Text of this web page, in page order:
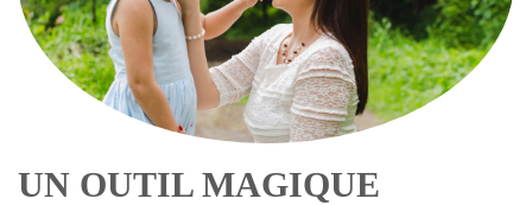
UN OUTIL MAGIQUE